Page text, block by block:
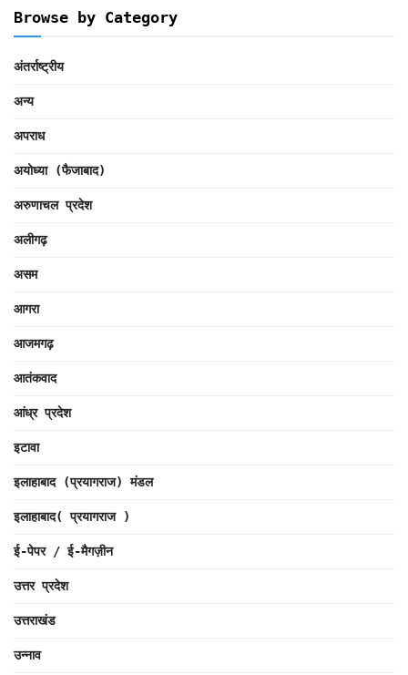
Browse by Category
अंतर्राष्ट्रीय
अन्य
अपराध
अयोध्या (फैजाबाद)
अरुणाचल प्रदेश
अलीगढ़
असम
आगरा
आजमगढ़
आतंकवाद
आंध्र प्रदेश
इटावा
इलाहाबाद (प्रयागराज) मंडल
इलाहाबाद( प्रयागराज )
ई-पेपर / ई-मैगज़ीन
उत्तर प्रदेश
उत्तराखंड
उन्नाव